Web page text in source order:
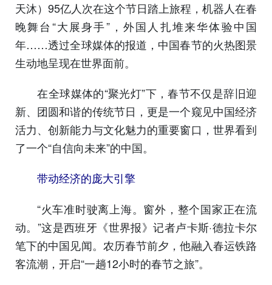
天沐）95亿人次在这个节日踏上旅程，机器人在春
晚舞台“大展身手”，外国人扎堆来华体验中国
年……透过全球媒体的报道，中国春节的火热图景
生动地呈现在世界面前。
在全球媒体的“聚光灯”下，春节不仅是辞旧迎
新、团圆和谐的传统节日，更是一个窥见中国经济
活力、创新能力与文化魅力的重要窗口，世界看到
了一个“自信向未来”的中国。
带动经济的庞大引擎
“火车准时驶离上海。窗外，整个国家正在流
动。”这是西班牙《世界报》记者卢卡斯·德拉卡尔
笔下的中国见闻。农历春节前夕，他融入春运铁路
客流潮，开启“一趟12小时的春节之旅”。